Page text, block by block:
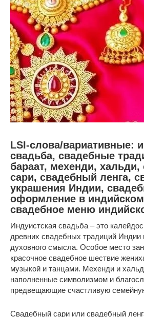
LSI-слова/вариативные:
свадьба, свадебные
бараат, мехенди,
сари, свадебный ленга,
украшения Индии,
оформление в
свадебное меню
Индуистская свадьба – это
древних свадебных традиций Индии
духовного смысла. Особое место
красочное свадебное шествие
музыкой и танцами. Мехенди и
наполненные символизмом и
предвещающие счастливую
Свадебный сари или свадебный